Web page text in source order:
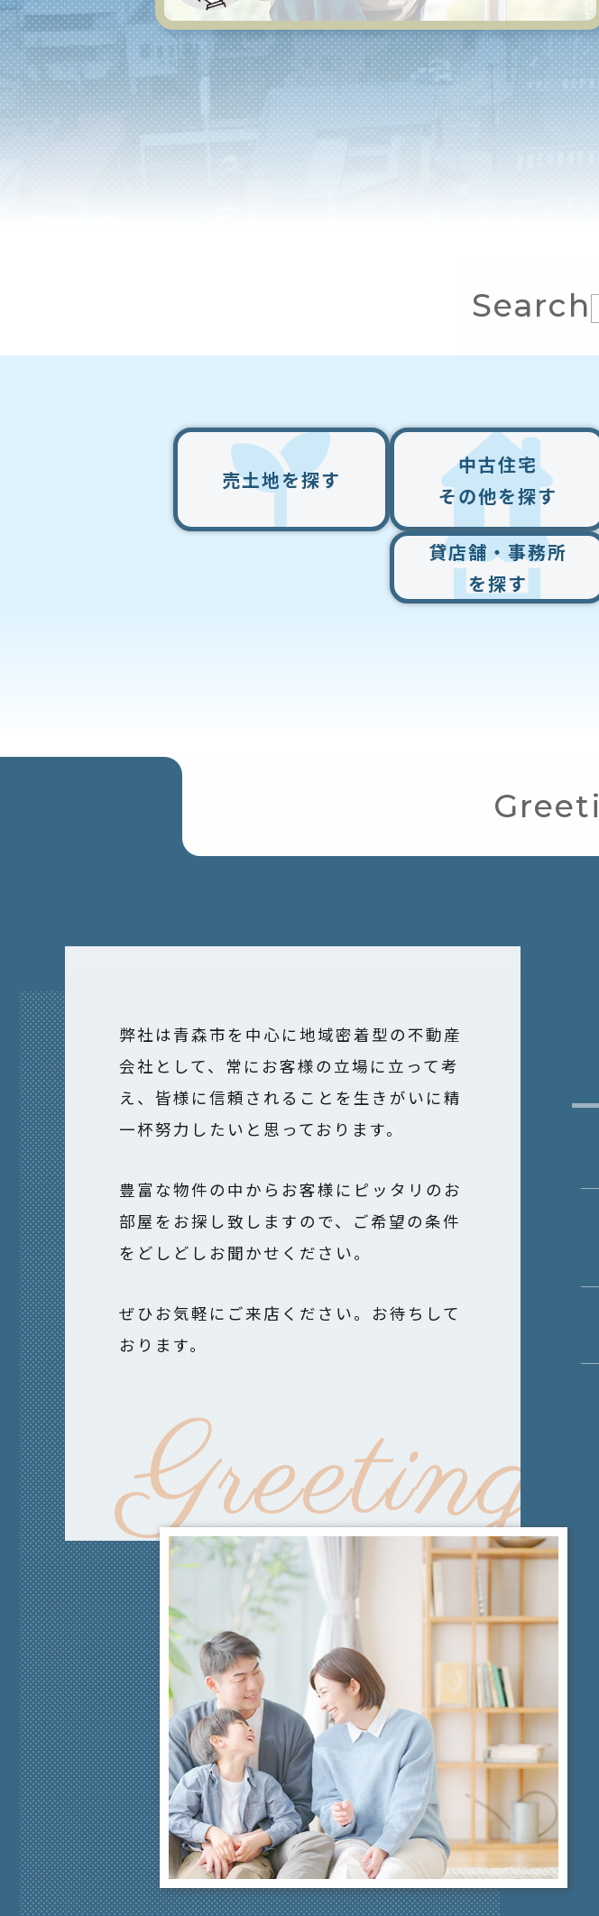
Search
売土地を探す
中古住宅
その他を探す
貸店舗・事務所
を探す
弊社は青森市を中心に地域密着型の不動産
会社として、常にお客様の立場に立って考
え、皆様に信頼されることを生きがいに精
一杯努力したいと思っております。
豊富な物件の中からお客様にピッタリのお
部屋をお探し致しますので、ご希望の条件
をどしどしお聞かせください。
ぜひお気軽にご来店ください。お待ちして
おります。